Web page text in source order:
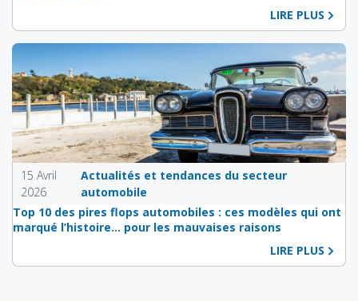
LIRE PLUS
15 Avril
2026
Actualités et tendances du secteur
automobile
Top 10 des pires flops automobiles : ces modèles qui ont
marqué l’histoire… pour les mauvaises raisons
LIRE PLUS